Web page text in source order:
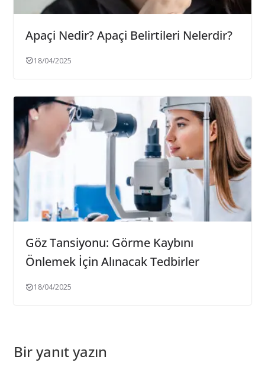
Apaçi Nedir? Apaçi Belirtileri Nelerdir?
18/04/2025
Göz Tansiyonu: Görme Kaybını
Önlemek İçin Alınacak Tedbirler
18/04/2025
Bir yanıt yazın